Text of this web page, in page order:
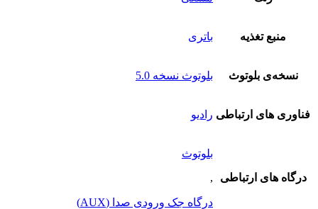
منبع تغذیه باتری
نسخه‌ی بلوتوث بلوتوث نسخه 5.0
فناوری های ارتباطی رادیو
درگاه های ارتباطی
بلوتوث
,
درگاه جک ورودی صدا (AUX)